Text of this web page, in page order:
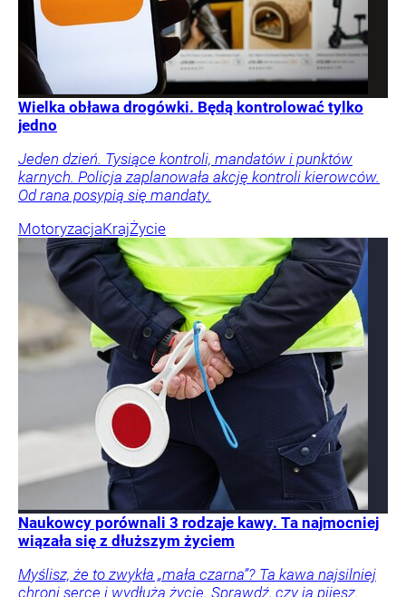
Wielka obława drogówki. Będą kontrolować tylko
jedno
Jeden dzień. Tysiące kontroli, mandatów i punktów
karnych. Policja zaplanowała akcję kontroli kierowców.
Od rana posypią się mandaty.
MotoryzacjaKrajŻycie
Naukowcy porównali 3 rodzaje kawy. Ta najmocniej
wiązała się z dłuższym życiem
Myślisz, że to zwykła „mała czarna”? Ta kawa najsilniej
chroni serce i wydłuża życie. Sprawdź, czy ją pijesz.